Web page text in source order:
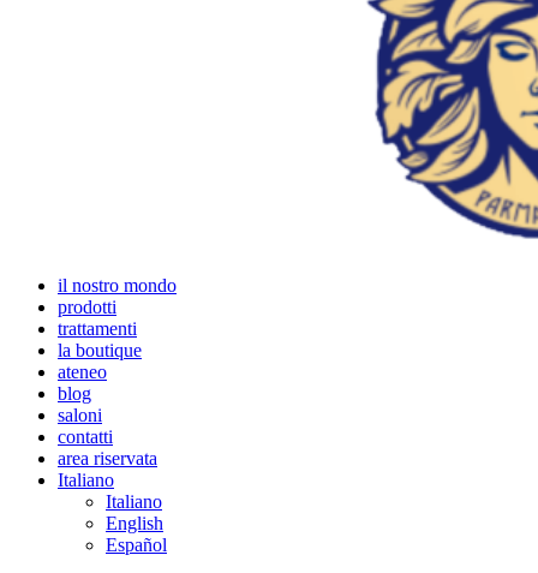
il nostro mondo
prodotti
trattamenti
la boutique
ateneo
blog
saloni
contatti
area riservata
Italiano
Italiano
English
Español